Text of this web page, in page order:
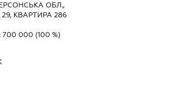
ОБЛ.,
КВАРТИРА 286
700 000 (100 %)